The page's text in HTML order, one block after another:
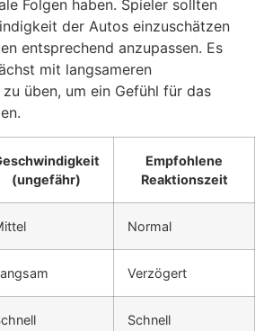
Folgen haben. Spieler sollten
der Autos einzuschätzen
entsprechend anzupassen. Es
mit langsameren
üben, um ein Gefühl für das
(ungefähr)
Empfohlene
Reaktionszeit
Normal
Verzögert
Schnell